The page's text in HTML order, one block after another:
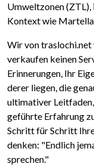
Umweltzonen (ZTL),
Kontext wie
Wir von
verkaufen keinen
Erinnerungen, Ihr
derer liegen, die
ultimativer
geführte Erfahrung
Schritt für Schritt
denken: "Endlich
sprechen."